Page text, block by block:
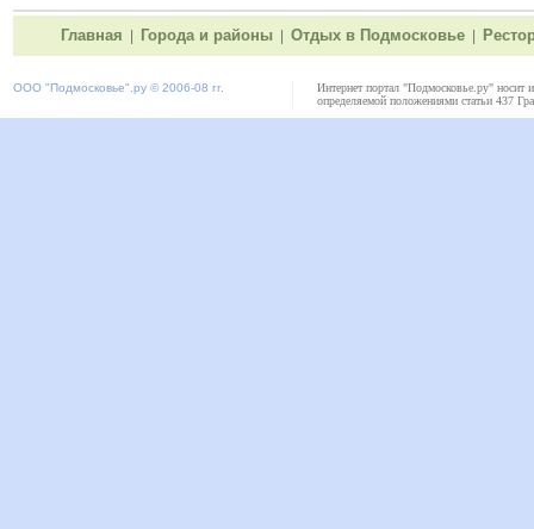
Главная Города и районы Отдых в Подмосковье
ООО "Подмосковье" .ру © 2006-08 гг.
Интернет портал "Подмосковье.ру" носит
определяемой положениями статьи 437